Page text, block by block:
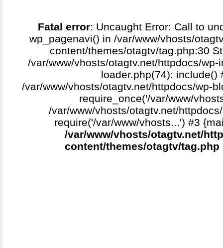
Fatal error: Uncaught Error: Call to
wp_pagenavi() in /var/www/vhosts/
content/themes/otagtv/tag.php:30
/var/www/vhosts/otagtv.net/httpdocs/
loader.php(74): include()
/var/www/vhosts/otagtv.net/httpdocs/wp-
require_once('/var/www/
/var/www/vhosts/otagtv.net/
require('/var/www/vhosts...') #3
/var/www/vhosts/otagtv.net/
content/themes/otagtv/tag.php